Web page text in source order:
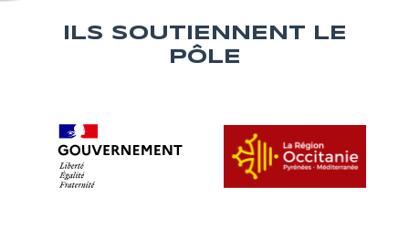
ILS SOUTIENNENT LE
PÔLE